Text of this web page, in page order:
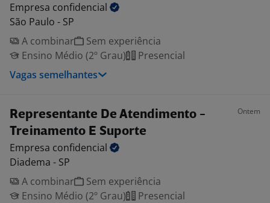
Empresa confidencial
São Paulo - SP
A combinar
Sem experiência
Ensino Médio (2º Grau)
Presencial
Vagas semelhantes
Representante De Atendimento -
Treinamento E Suporte
Ontem
Empresa confidencial
Diadema - SP
A combinar
Sem experiência
Ensino Médio (2º Grau)
Presencial